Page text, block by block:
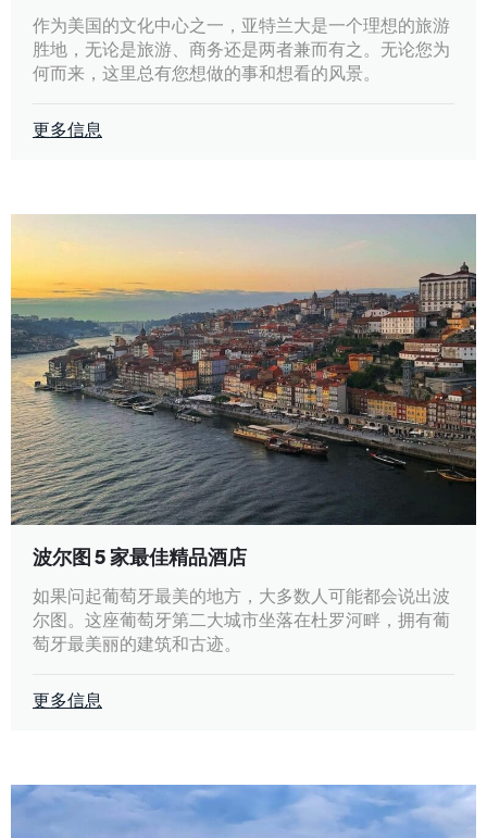
作为美国的文化中心之一，亚特兰大是一个理想的旅游
胜地，无论是旅游、商务还是两者兼而有之。无论您为
何而来，这里总有您想做的事和想看的风景。
更多信息
波尔图 5 家最佳精品酒店
如果问起葡萄牙最美的地方，大多数人可能都会说出波
尔图。这座葡萄牙第二大城市坐落在杜罗河畔，拥有葡
萄牙最美丽的建筑和古迹。
更多信息